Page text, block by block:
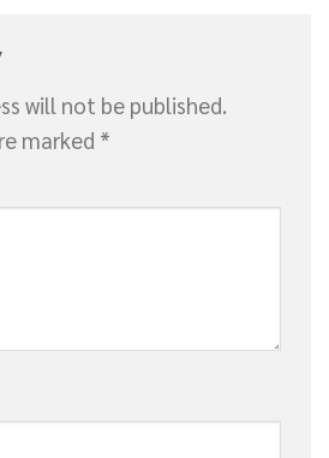
will not be published.
marked *